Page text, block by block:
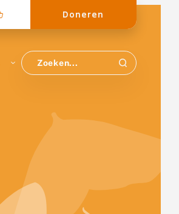
Doneren